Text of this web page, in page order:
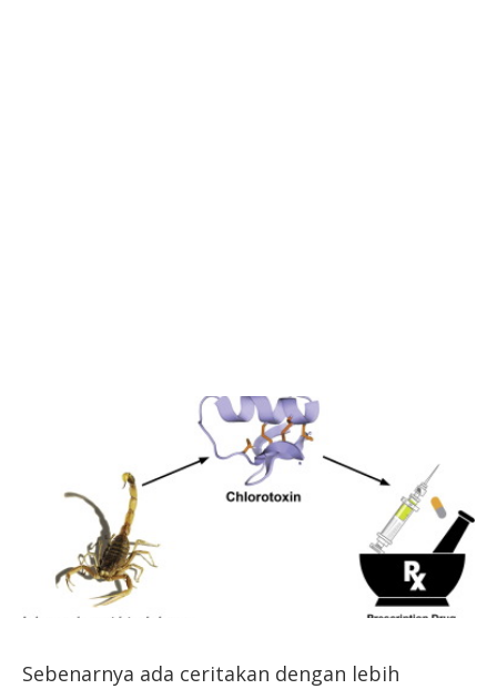
Sebenarnya ada ceritakan dengan lebih